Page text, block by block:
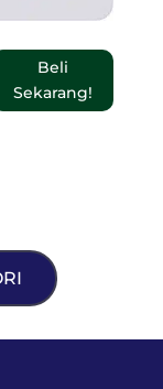
Beli
Sekarang!